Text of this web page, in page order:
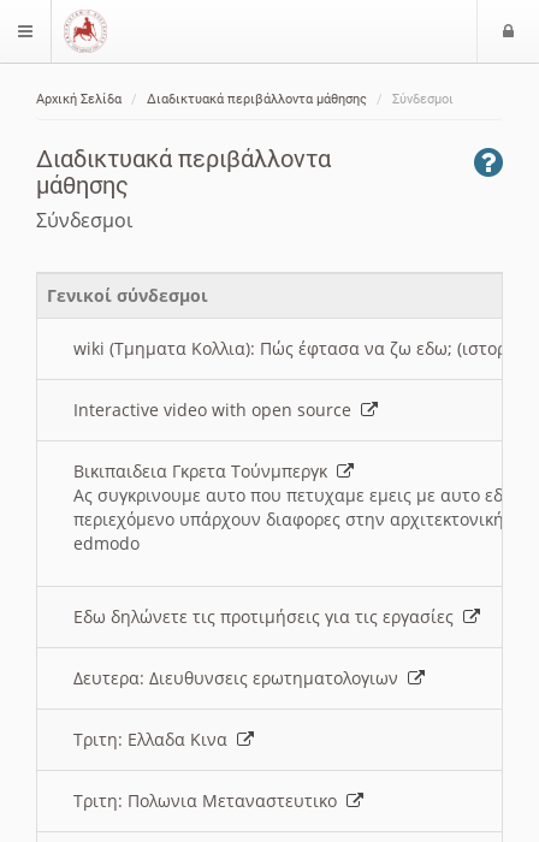
$langMenu
Αρχική Σελίδα Διαδικτυακά περιβάλλοντα μάθησης Σύνδεσμοι
Διαδικτυακά περιβάλλοντα
μάθησης
Σύνδεσμοι
Γενικοί σύνδεσμοι
wiki (Τμηματα Κολλια): Πώς έφτασα να ζω εδω; (ιστορια)
Interactive video with open source
Βικιπαιδεια Γκρετα Τούνμπεργκ
Ας συγκρινουμε αυτο που πετυχαμε εμεις με αυτο εδω
περιεχόμενο υπάρχουν διαφορες στην αρχιτεκτονική
edmodo
Εδω δηλώνετε τις προτιμήσεις για τις εργασίες
Δευτερα: Διευθυνσεις ερωτηματολογιων
Τριτη: Ελλαδα Κινα
Τριτη: Πολωνια Μεταναστευτικο